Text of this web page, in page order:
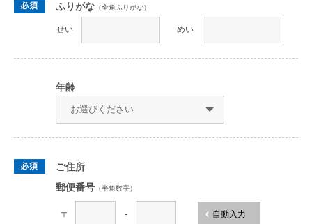
ふりがな （全角ふりがな）
せい めい
年齢
ご住所
郵便番号 （半角数字）
〒 - 自動入力